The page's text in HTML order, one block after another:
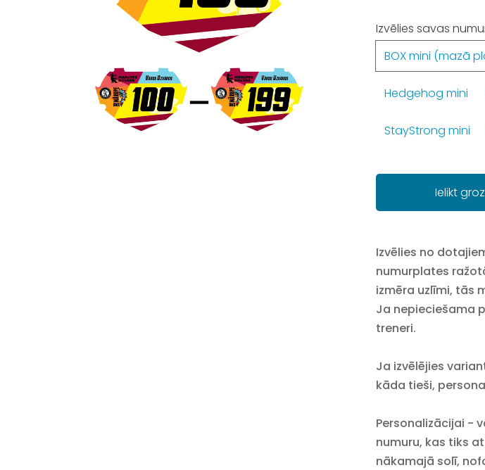
Izvēlies savas
BOX mini (mazā
Hedgehog mini
StayStrong mini
Ielikt
Izvēlies no
numurplates
izmēra uzlīmi, tās
Ja nepieciešama
treneri.
Ja izvēlējies
kāda tieši,
Personalizācijai -
numuru, kas tiks
nākamajā solī,